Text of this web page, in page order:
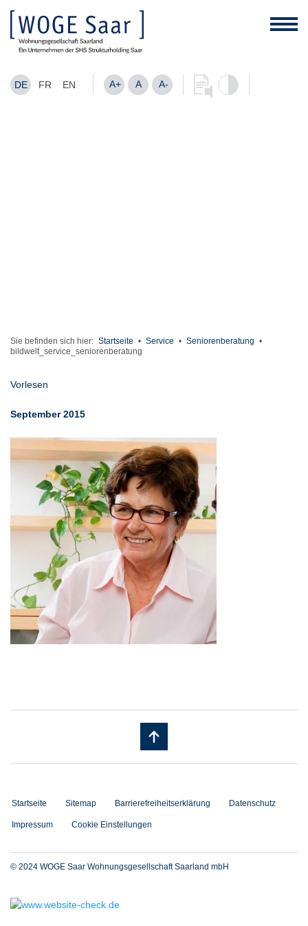
DE FR EN A+ A A-
Sie befinden sich hier: Startseite • Service • Seniorenberatung •
bildwelt_service_seniorenberatung
Vorlesen
September 2015
Startseite Sitemap Barrierefreiheitserklärung Datenschutz
Impressum Cookie Einstellungen
© 2024 WOGE Saar Wohnungsgesellschaft Saarland mbH